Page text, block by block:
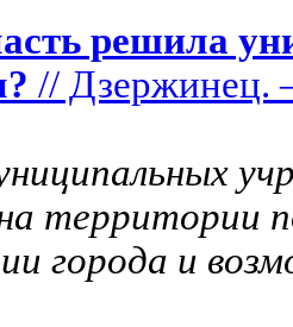
решила
// Дзержинец.
территории
города и